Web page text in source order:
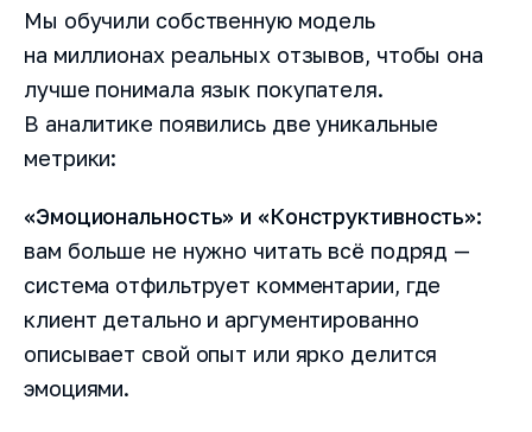
Мы обучили собственную модель
на миллионах реальных отзывов, чтобы она
лучше понимала язык покупателя.
В аналитике появились две уникальные
метрики:
«Эмоциональность» и «Конструктивность»:
вам больше не нужно читать всё подряд —
система отфильтрует комментарии, где
клиент детально и аргументированно
описывает свой опыт или ярко делится
эмоциями.